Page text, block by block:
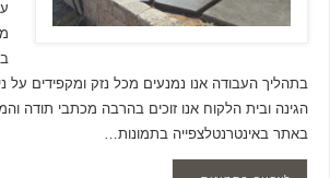
בתהליך העבודה אנו נמנעים מכל נזק ומקפידים על
הגינה ובית הלקוח אנו זוכים בהרבה מכתבי תודה
באתר באינטרנטלצפייה בתמונות…